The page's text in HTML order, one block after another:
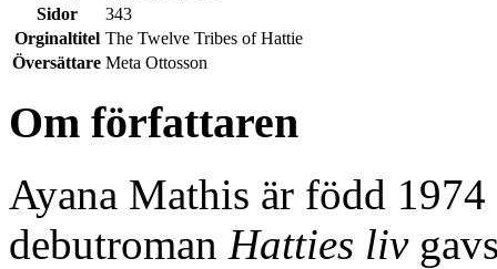
Sidor
343
Orginaltitel The Twelve Tribes of Hattie
Översättare Meta Ottosson
Om författaren
Ayana Mathis är född
debutroman Hatties liv